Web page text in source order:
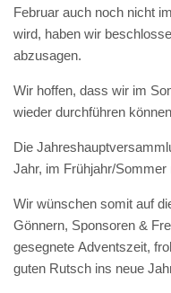
Februar auch noch nicht
wird, haben wir
abzusagen.
Wir hoffen, dass wir im
wieder durchführen
Die
Jahr, im Frühjahr/Sommer
Wir wünschen somit auf
Gönnern, Sponsoren &
gesegnete Adventszeit,
guten Rutsch ins neue